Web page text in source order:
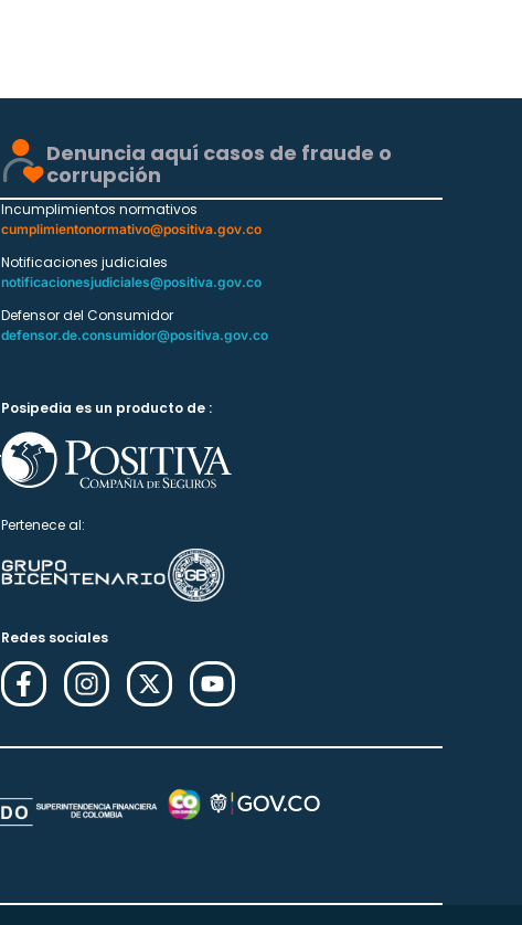
Denuncia aquí casos de fraude o
corrupción
Incumplimientos normativos
cumplimientonormativo@positiva.gov.co
Notificaciones judiciales
notificacionesjudiciales@positiva.gov.co
Defensor del Consumidor
defensor.de.consumidor@positiva.gov.co
Posipedia es un producto de :
Pertenece al:
Redes sociales